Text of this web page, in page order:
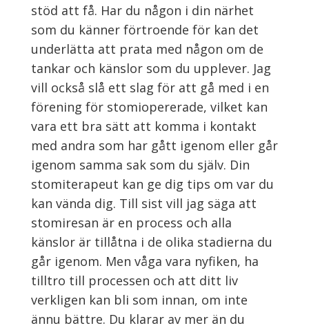
stöd att få. Hardu någon i din närhet
som du känner förtroende för kan det
underlätta att prata med någon om de
tankar och känslor som du upplever. Jag
vill också slå ett slag för att gå med i en
förening för stomiopererade, vilket kan
vara ett bra sätt att komma i kontakt
med andra som har gått igenom eller går
igenom samma sak som du själv. Din
stomiterapeut kan ge dig tips om var du
kan vända dig. Till sist vill jag säga att
stomiresan är en process och alla
känslor är tillåtna i de olika stadierna du
går igenom. Men våga vara nyfiken, ha
tilltro till processen och att ditt liv
verkligen kan bli som innan, om inte
ännu bättre. Du klarar av mer än du